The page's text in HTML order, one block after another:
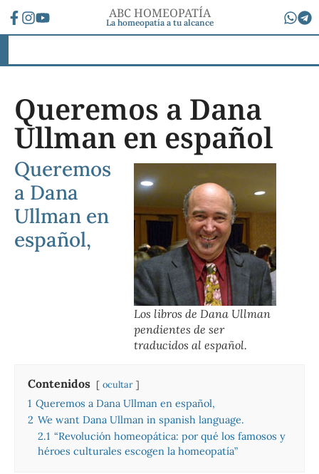
ABC HOMEOPATÍA
La homeopatía a tu alcance
Queremos a Dana
Ullman en español
Los libros de Dana Ullman
pendientes de ser
traducidos al español.
Queremos
a Dana
Ullman en
español,
Contenidos ocultar
1 Queremos a Dana Ullman en español,
2 We want Dana Ullman in spanish language.
2.1 “Revolución homeopática: por qué los famosos y
héroes culturales escogen la homeopatía”